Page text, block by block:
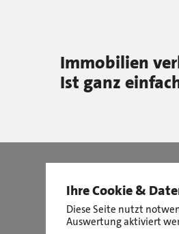
Immobilien
Ist ganz
Ihre Cookie &
Diese Seite nutzt
Auswertung aktiviert